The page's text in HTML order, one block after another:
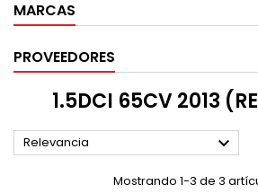
MARCAS
PROVEEDORES
1.5DCI 65CV 2013
Relevancia 
Mostrando 1-3 de 3